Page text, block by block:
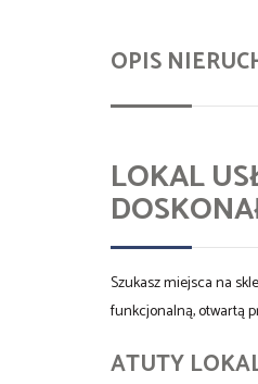
OPIS
LOKAL
Szukasz miejsca na
funkcjonalną, otwartą
ATUTY